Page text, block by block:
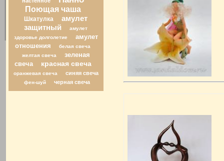
Поющая чаша
Шкатулка
амулет
защитный
амулет
здоровье долголетие
амулет
отношения
белая свеча
желтая свеча
зеленая
свеча
красная свеча
оранжевая свеча синяя свеча
фен-шуй черная свеча